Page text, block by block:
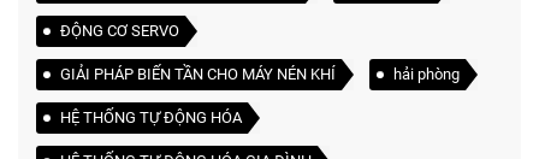
ĐỘNG CƠ SERVO
GIẢI PHÁP BIẾN TẦN CHO MÁY NÉN KHÍ hải phòng
HỆ THỐNG TỰ ĐỘNG HÓA